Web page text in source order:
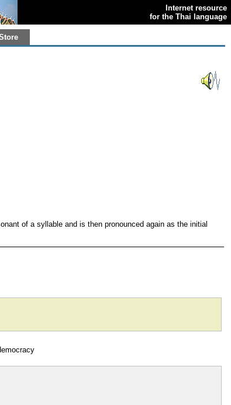
Internet resource
for the Thai language
of a syllable and is then pronounced again as the initial